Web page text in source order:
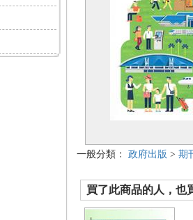
一般分類： 政府出版 > 期
買了此商品的人，也